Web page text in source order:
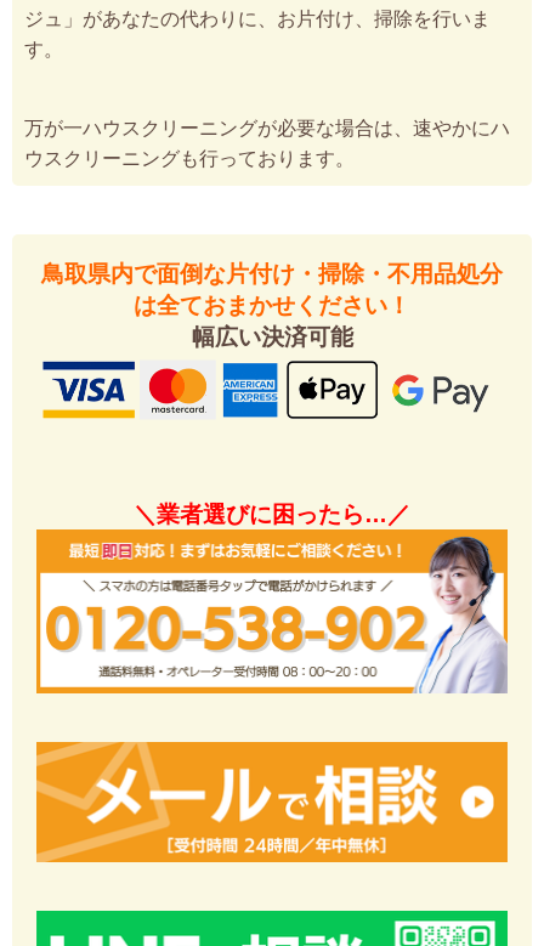
ジュ」があなたの代わりに、お片付け、掃除を行いま
す。
万が一ハウスクリーニングが必要な場合は、速やかにハ
ウスクリーニングも行っております。
鳥取県内で面倒な片付け・掃除・不用品処分
は全ておまかせください！
幅広い決済可能
＼業者選びに困ったら…／